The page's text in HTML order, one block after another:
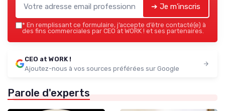
➔ Je m'inscris
* En remplissant ce formulaire, j’accepte d’être contacté(e) à
des fins commerciales par CEO at WORK ! et ses partenaires.
CEO at WORK !
Ajoutez-nous à vos sources préférées sur Google
Parole d'experts